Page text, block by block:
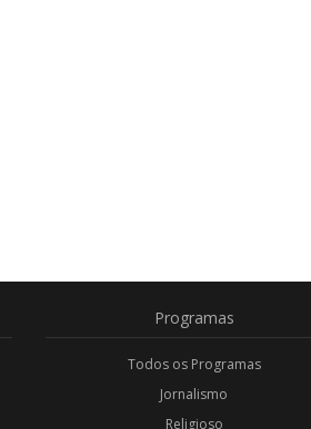
Programas
Todos os Programas
Jornalismo
Religioso